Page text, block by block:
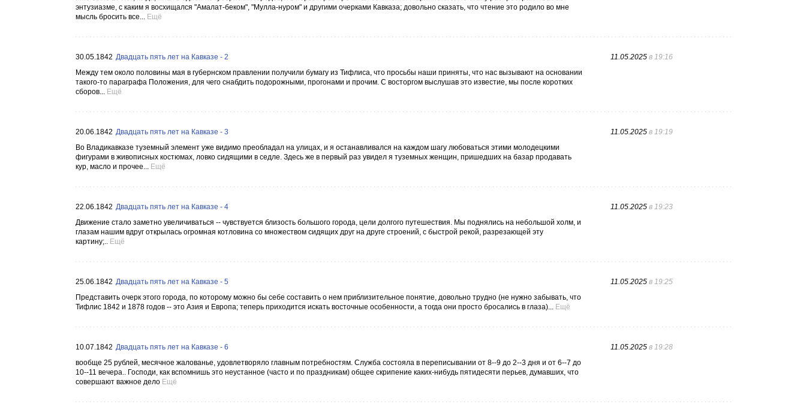
энтузиазме, с каким я восхищался "Амалат-беком", "Мулла-нуром" и другими очерками Кавказа; довольно сказать, что чтение это родило во мне
мысль бросить все... Ещё
30.05.1842 Двадцать пять лет на Кавказе - 2
Между тем около половины мая в губернском правлении получили бумагу из Тифлиса, что просьбы наши приняты, что нас вызывают на основании
такого-то параграфа Положения, для чего снабдить подорожными, прогонами и прочим. С восторгом выслушав это известие, мы после коротких
сборов... Ещё
11.05.2025 в 19:16
20.06.1842 Двадцать пять лет на Кавказе - 3
Во Владикавказе туземный элемент уже видимо преобладал на улицах, и я останавливался на каждом шагу любоваться этими молодецкими
фигурами в живописных костюмах, ловко сидящими в седле. Здесь же в первый раз увидел я туземных женщин, пришедших на базар продавать
кур, масло и прочее... Ещё
11.05.2025 в 19:19
22.06.1842 Двадцать пять лет на Кавказе - 4
Движение стало заметно увеличиваться -- чувствуется близость большого города, цели долгого путешествия. Мы поднялись на небольшой холм, и
глазам нашим вдруг открылась огромная котловина со множеством сидящих друг на друге строений, с быстрой рекой, разрезающей эту
картину;.. Ещё
11.05.2025 в 19:23
25.06.1842 Двадцать пять лет на Кавказе - 5
Представить очерк этого города, по которому можно бы себе составить о нем приблизительное понятие, довольно трудно (не нужно забывать, что
Тифлис 1842 и 1878 годов -- это Азия и Европа; теперь приходится искать восточные особенности, а тогда они просто бросались в глаза)... Ещё
11.05.2025 в 19:25
10.07.1842 Двадцать пять лет на Кавказе - 6
вообще 25 рублей, месячное жалованье, удовлетворяло главным потребностям. Служба состояла в переписывании от 8--9 до 2--3 дня и от 6--7 до
10--11 вечера.. Господи, как вспомнишь это неустанное (часто и по праздникам) общее скрипение каких-нибудь пятидесяти перьев, думавших, что
совершают важное дело Ещё
11.05.2025 в 19:28